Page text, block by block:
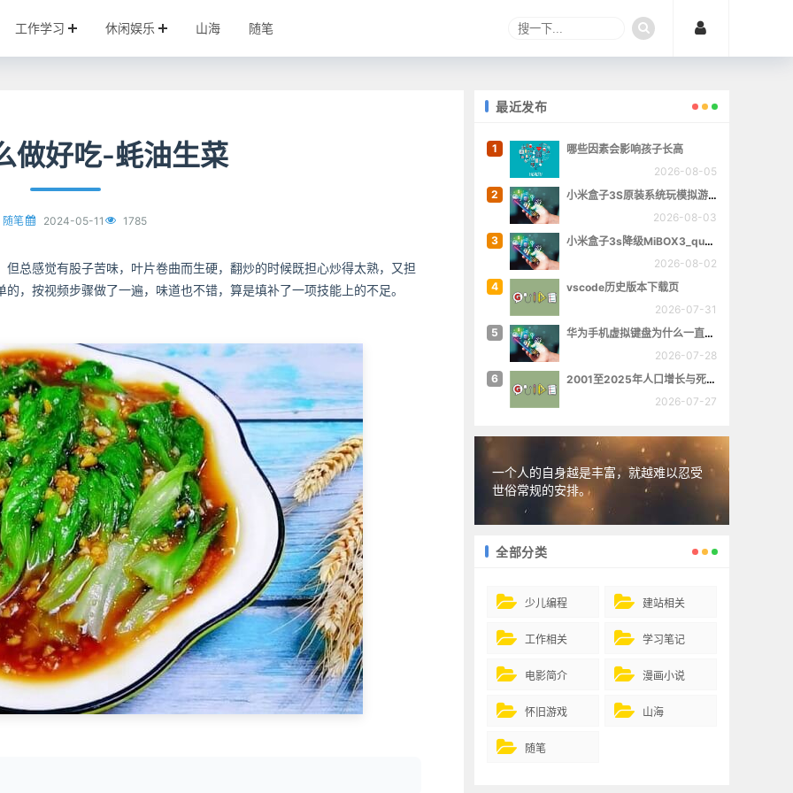
工作学习 休闲娱乐 山海 随笔
做好吃-蚝油生菜
随笔 2024-05-11 1785
总感觉有股子苦味，叶片卷曲而生硬，翻炒的时候既担心炒得太熟，又担
，按视频步骤做了一遍，味道也不错，算是填补了一项技能上的不足。
最近发布
1
哪些因素会影响孩子长高
2026-08-05
2
小米盒子3S原装系统玩模拟游戏
2026-08-03
3
小米盒子3s降级MiBOX3_queenchristina_r145
2026-08-02
4
vscode历史版本下载页
2026-07-31
5
华为手机虚拟键盘为什么一直跳出来
2026-07-28
6
2001至2025年人口增长与死亡数量概览
2026-07-27
一个人的自身越是丰富，就越难以忍受
世俗常规的安排。
全部分类
少儿编程 建站相关
工作相关 学习笔记
电影简介 漫画小说
怀旧游戏 山海
随笔